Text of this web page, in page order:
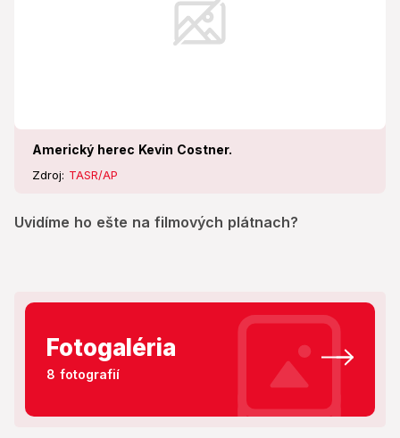
Americký herec Kevin Costner.
Zdroj: TASR/AP
Uvidíme ho ešte na filmových plátnach?
Fotogaléria
8 fotografií